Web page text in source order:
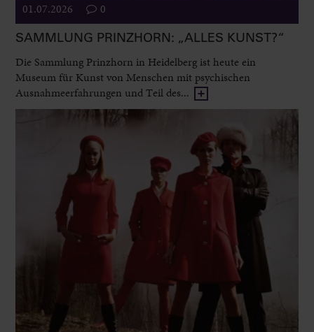
01.07.2026 0
SAMMLUNG PRINZHORN: „ALLES KUNST?“
Die Sammlung Prinzhorn in Heidelberg ist heute ein
Museum für Kunst von Menschen mit psychischen
Ausnahmeerfahrungen und Teil des...